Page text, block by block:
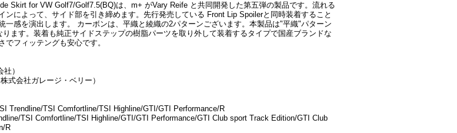
Skirt for VW Golf7/Golf7.5(BQ)は、m+ がVary Reife と共同開発した第五弾の製品です。流れる
ンによって、サイド部を引き締めます。先行発売している Front Lip Spoilerと同時装着すること
一感を演出します。 カーボンは、平織と綾織の2パターンございます。本製品は"平織"パターン
ります。装着も純正サイドステップの樹脂パーツを取り外して装着するタイプで国産ブランドな
でフィッテングも安心です。
）
式会社ガレージ・ベリー）
Trendline/TSI Comfortline/TSI Highline/GTI/GTI Performance/R
TSI Comfortline/TSI Highline/GTI/GTI Performance/GTI Club sport Track Edition/GTI Club
R